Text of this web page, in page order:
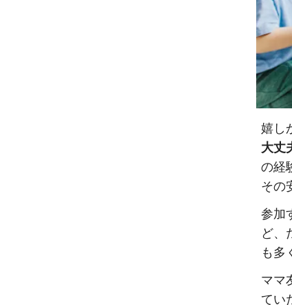
嬉し
大丈
の経
その
参加
ど、
も多
ママ
てい